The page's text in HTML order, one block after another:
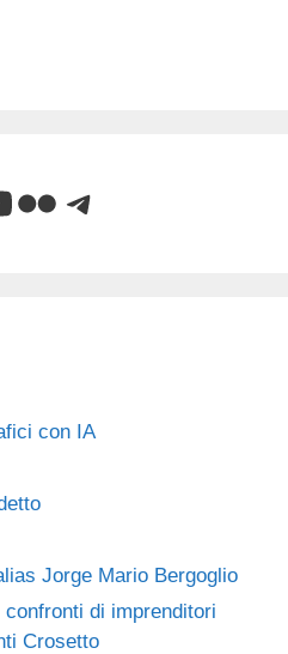
FlickrTelegram
con IA
Jorge Mario Bergoglio
di imprenditori
Crosetto